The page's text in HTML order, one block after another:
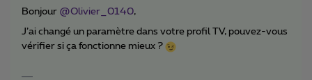
Bonjour @Olivier_0140,
J’ai changé un paramètre dans votre profil TV, pouvez-vous
vérifier si ça fonctionne mieux ?